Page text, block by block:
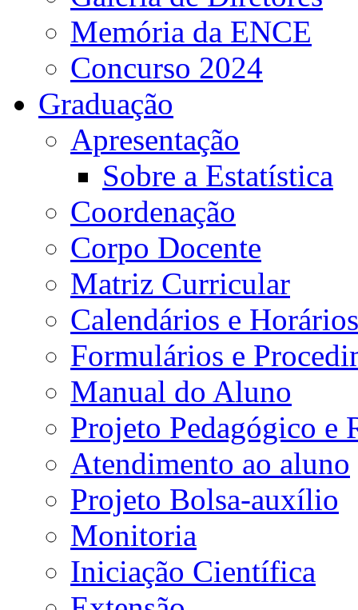
Memória da ENCE
Concurso 2024
Graduação
Apresentação
Sobre a Estatística
Coordenação
Corpo Docente
Matriz Curricular
Calendários e Horários
Formulários e
Manual do Aluno
Projeto Pedagógico e
Atendimento ao aluno
Projeto Bolsa-auxílio
Monitoria
Iniciação Científica